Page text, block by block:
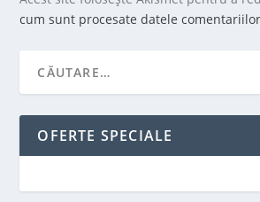
cum sunt procesate datele
OFERTE SPECIALE